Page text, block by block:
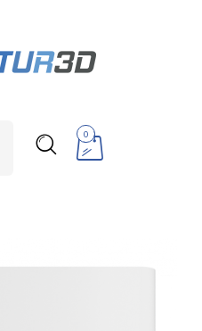
0